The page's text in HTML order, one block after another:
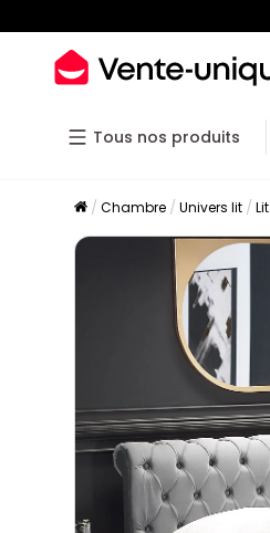
Tous nos produits
Chambre Univers lit Lit